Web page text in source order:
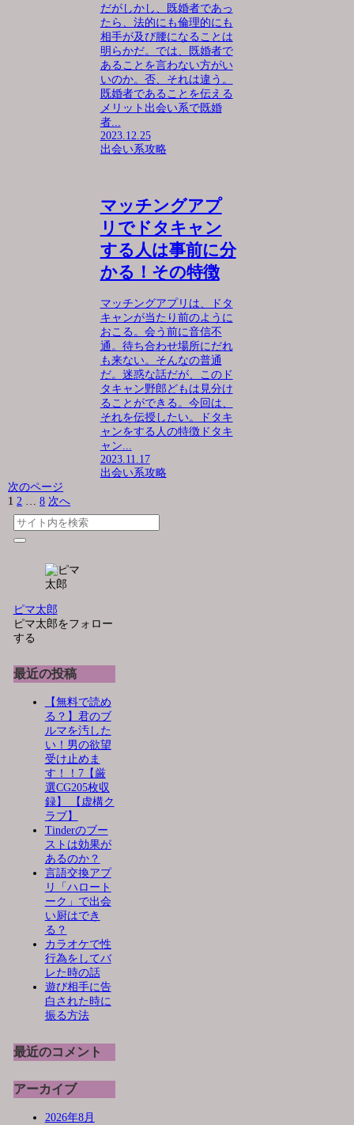
だがしかし、既婚者であっ
たら、法的にも倫理的にも
相手が及び腰になることは
明らかだ。では、既婚者で
あることを言わない方がい
いのか。否、それは違う。
既婚者であることを伝える
メリット出会い系で既婚
者...
2023.12.25
出会い系攻略
マッチングアプ
リでドタキャン
する人は事前に分
かる！その特徴
マッチングアプリは、ドタ
キャンが当たり前のように
おこる。会う前に音信不
通。待ち合わせ場所にだれ
も来ない。そんなの普通
だ。迷惑な話だが、このド
タキャン野郎どもは見分け
ることができる。今回は、
それを伝授したい。ドタキ
ャンをする人の特徴ドタキ
ャン...
2023.11.17
出会い系攻略
次のページ
1 2 … 8 次へ
ピマ太郎
ピマ太郎をフォロー
する
最近の投稿
【無料で読め
る？】君のブ
ルマを汚した
い！男の欲望
受け止めま
す！！7【厳
選CG205枚収
録】 【虚構ク
ラブ】
Tinderのブー
ストは効果が
あるのか？
言語交換アプ
リ「ハロート
ーク」で出会
い厨はでき
る？
カラオケで性
行為をしてバ
レた時の話
遊び相手に告
白された時に
振る方法
最近のコメント
アーカイブ
2026年8月